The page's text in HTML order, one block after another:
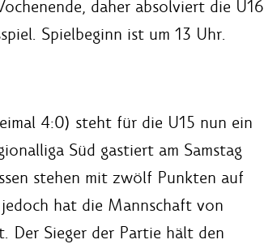
daher absolviert die U16
Spielbeginn ist um 13 Uhr.
4:0) steht für die U15 nun ein
Süd gastiert am Samstag
stehen mit zwölf Punkten auf
hat die Mannschaft von
Der Sieger der Partie hält den